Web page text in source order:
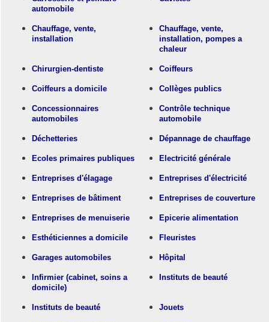
automobile
Chauffage, vente,
installation
Chauffage, vente,
installation, pompes a
chaleur
Chirurgien-dentiste Coiffeurs
Coiffeurs a domicile Collèges publics
Concessionnaires
automobiles
Contrôle technique
automobile
Déchetteries Dépannage de chauffage
Ecoles primaires publiques Electricité générale
Entreprises d'élagage Entreprises d'électricité
Entreprises de bâtiment Entreprises de couverture
Entreprises de menuiserie Epicerie alimentation
Esthéticiennes a domicile Fleuristes
Garages automobiles Hôpital
Infirmier (cabinet, soins a
domicile)
Instituts de beauté
Instituts de beauté Jouets